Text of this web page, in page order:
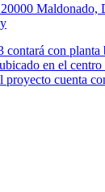
Maldonado,
con planta
en el
cuenta